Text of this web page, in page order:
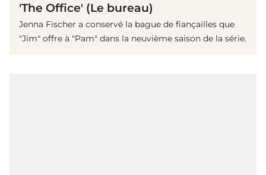
'The Office' (Le bureau)
Jenna Fischer a conservé la bague de fiançailles que
"Jim" offre à "Pam" dans la neuvième saison de la série.